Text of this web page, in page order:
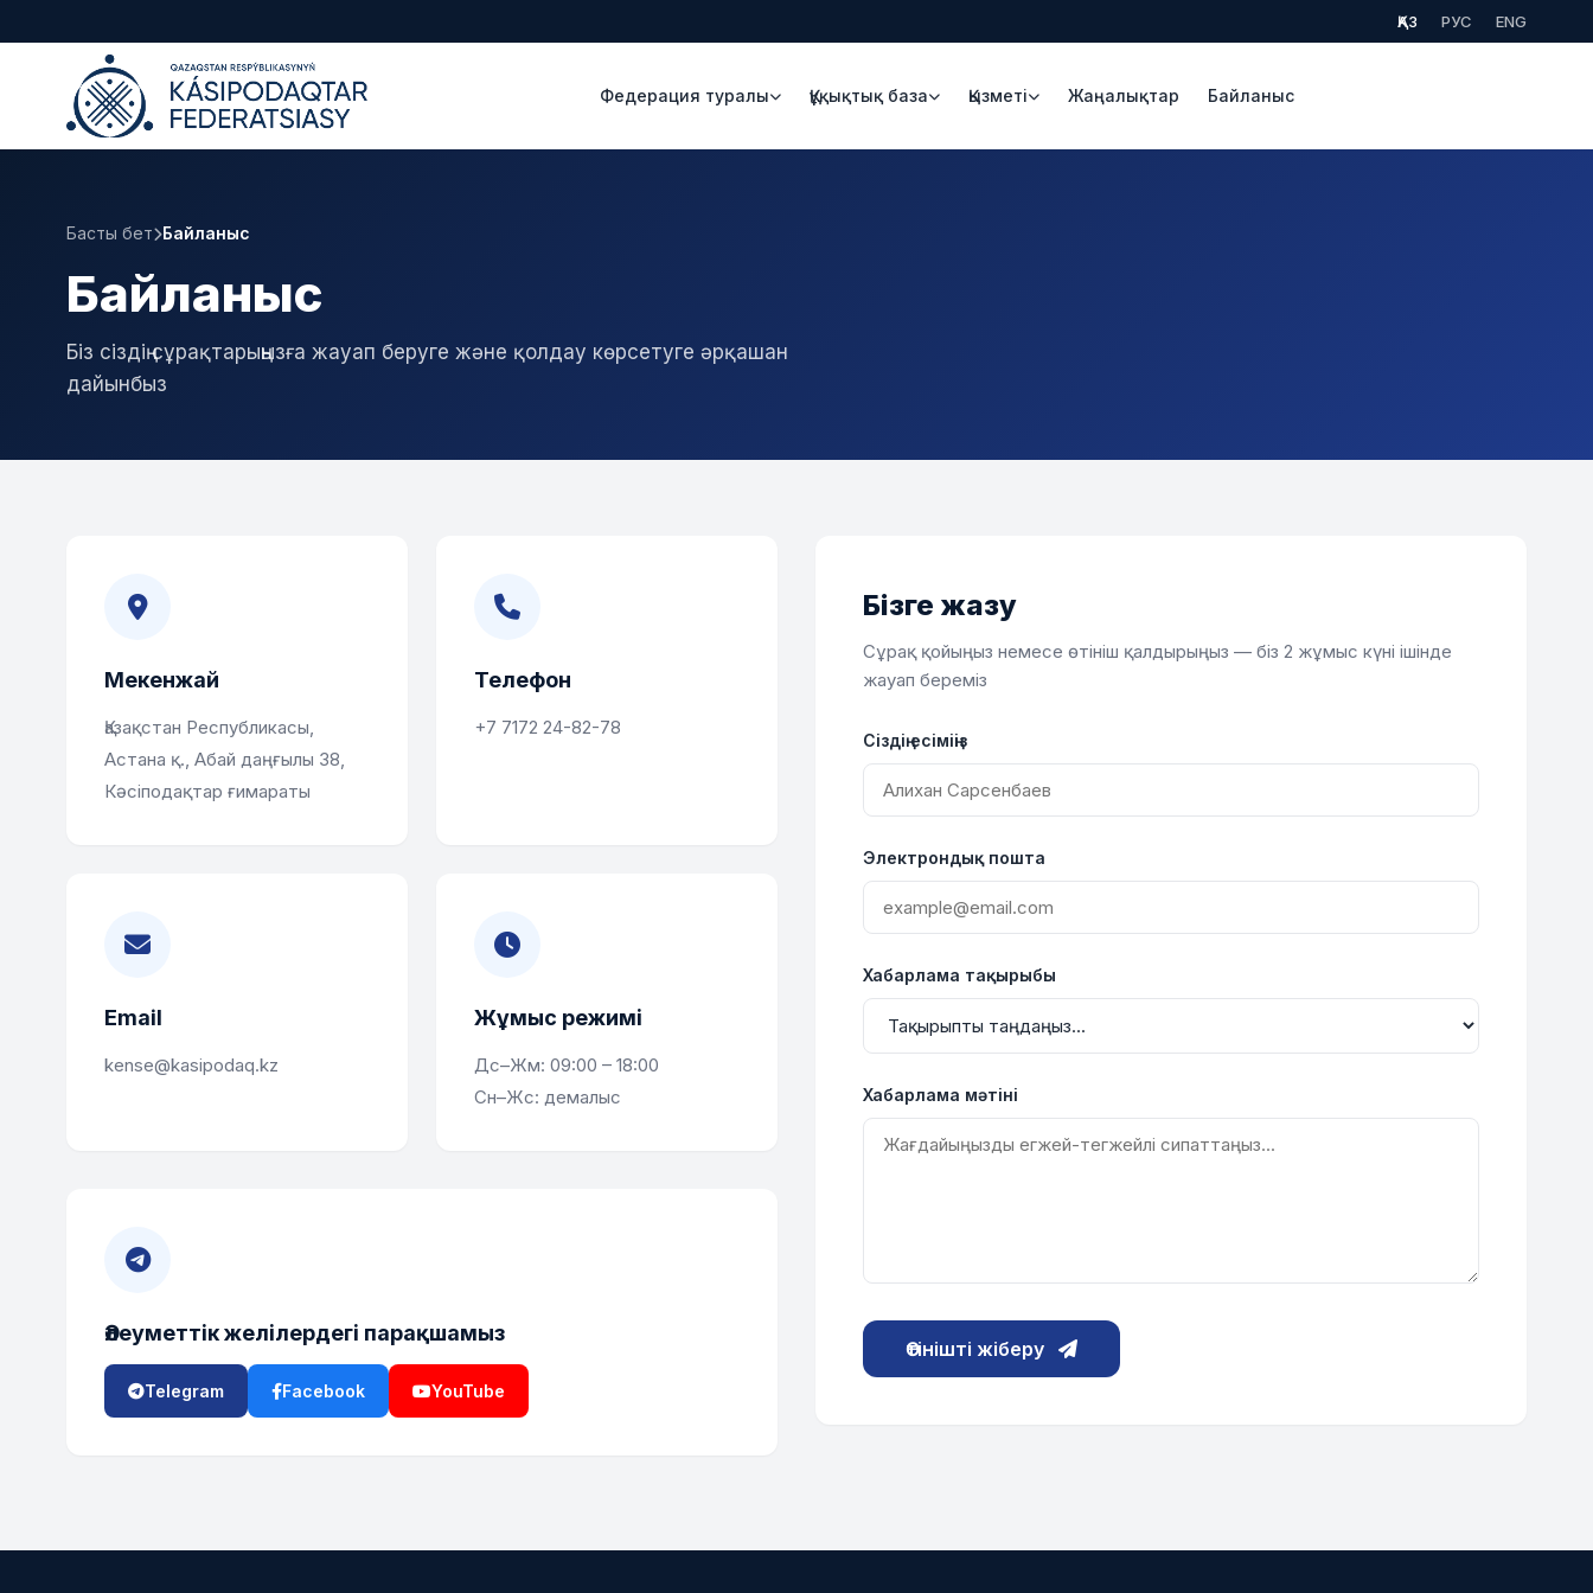
ҚАЗ РУС ENG
Федерация туралы Құқықтық база Қызметі Жаңалықтар Байланыс
Басты бет Байланыс
Байланыс
Біз сіздің сұрақтарыңызға жауап беруге және қолдау көрсетуге әрқашан
дайынбыз
Мекенжай
Қазақстан Республикасы,
Астана қ., Абай даңғылы 38,
Кәсіподақтар ғимараты
Телефон
+7 7172 24-82-78
Email
kense@kasipodaq.kz
Жұмыс режимі
Дс–Жм: 09:00 – 18:00
Сн–Жс: демалыс
Әлеуметтік желілердегі парақшамыз
Telegram Facebook YouTube
Бізге жазу
Сұрақ қойыңыз немесе өтініш қалдырыңыз — біз 2 жұмыс күні ішінде
жауап береміз
Сіздің есіміңіз
Электрондық пошта
Хабарлама тақырыбы
Хабарлама мәтіні
Өтінішті жіберу